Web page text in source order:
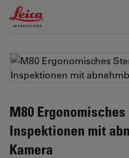
Leica Microsystems Logo
M80
Inspektionen mit
Kamera